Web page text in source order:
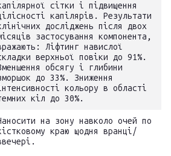
сітки і підвищення
капілярів. Результати
досліджень після двох
застосування компонента,
Ліфтинг навислої
верхньої повіки до 91%.
обсягу і глибини
до 33%. Зниження
кольору в області
кіл до 30%.
на зону навколо очей по
краю щодня вранці/